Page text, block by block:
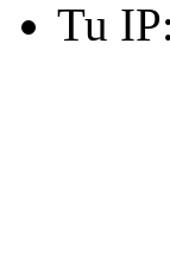
Tu